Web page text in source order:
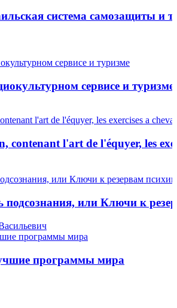
система самозащиты и
сервисе и туризме
contenant l'art de l'équyer, les
подсознания, или Ключи к
программы мира